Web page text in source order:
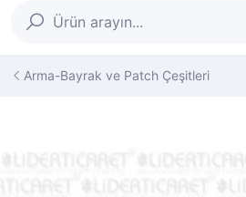
Arma-Bayrak ve Patch Çeşitleri